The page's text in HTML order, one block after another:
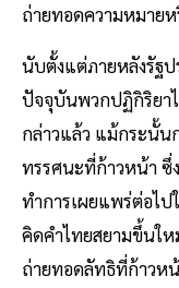
ถ่ายทอดความหมาย
นับตั้งแต่ภายหลังรัฐ
ปัจจุบันพวกปฏิกิริยา
กล่าวแล้ว แม้กระนั้น
ทรรศนะที่ก้าวหน้า ซึ่
ทำการเผยแพร่ต่อไ
คิดคำไทยสยามขึ้นใ
ถ่ายทอดลัทธิที่ก้าวห